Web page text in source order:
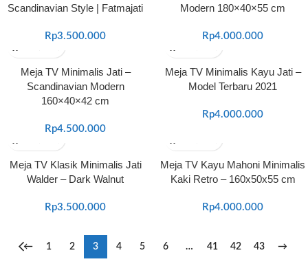
Scandinavian Style | Fatmajati
Rp3.500.000
Modern 180×40×55 cm
Rp4.000.000
Meja TV Minimalis Jati –
Scandinavian Modern
160×40×42 cm
Rp4.500.000
Meja TV Minimalis Kayu Jati –
Model Terbaru 2021
Rp4.000.000
Meja TV Klasik Minimalis Jati
Walder – Dark Walnut
Rp3.500.000
Meja TV Kayu Mahoni Minimalis
Kaki Retro – 160x50x55 cm
Rp4.000.000
← 1 2 3 4 5 6 … 41 42 43 →